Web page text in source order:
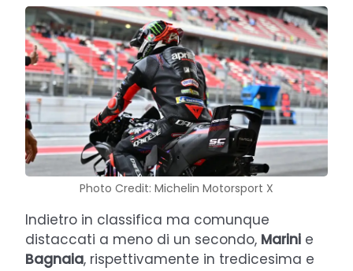
Photo Credit: Michelin Motorsport X
Indietro in classifica ma comunque
distaccati a meno di un secondo, Marini e
Bagnaia, rispettivamente in tredicesima e